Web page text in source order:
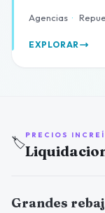
Agencias ·
EXPLORAR
🏷️PRECIOS
Grandes